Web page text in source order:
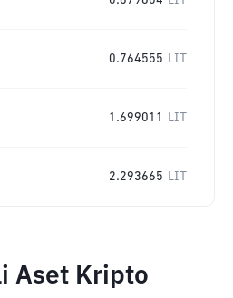
0.764555 LIT
1.699011 LIT
2.293665 LIT
Aset Kripto